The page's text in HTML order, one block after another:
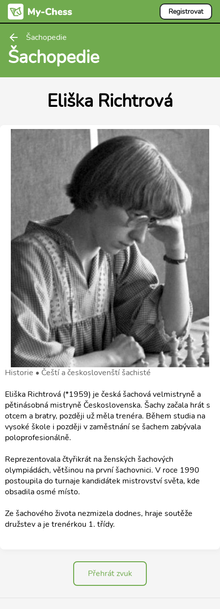
Registrovat
Šachopedie
Šachopedie
Eliška Richtrová
Historie • Čeští a českoslovenští šachisté
Eliška Richtrová (*1959) je česká šachová velmistryně a
pětinásobná mistryně Československa. Šachy začala hrát s
otcem a bratry, později už měla trenéra. Během studia na
vysoké škole i později v zaměstnání se šachem zabývala
poloprofesionálně.
Reprezentovala čtyřikrát na ženských šachových
olympiádách, většinou na první šachovnici. V roce 1990
postoupila do turnaje kandidátek mistrovství světa, kde
obsadila osmé místo.
Ze šachového života nezmizela dodnes, hraje soutěže
družstev a je trenérkou 1. třídy.
Přehrát zvuk